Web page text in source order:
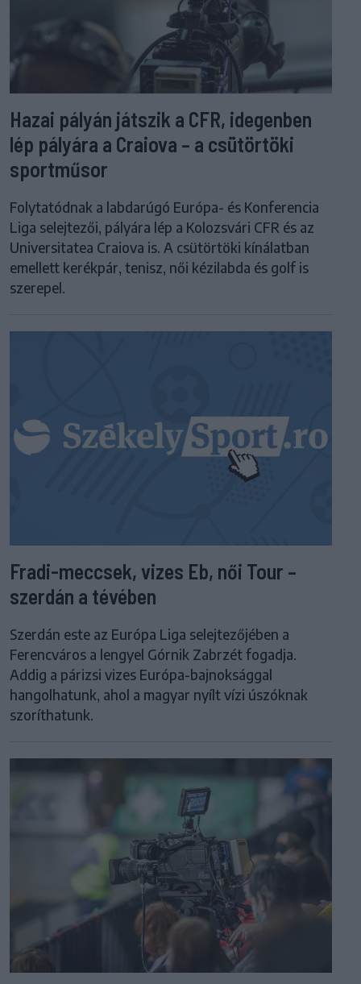
Hazai pályán játszik a CFR, idegenben
lép pályára a Craiova – a csütörtöki
sportműsor
Folytatódnak a labdarúgó Európa- és Konferencia
Liga selejtezői, pályára lép a Kolozsvári CFR és az
Universitatea Craiova is. A csütörtöki kínálatban
emellett kerékpár, tenisz, női kézilabda és golf is
szerepel.
Fradi-meccsek, vizes Eb, női Tour –
szerdán a tévében
Szerdán este az Európa Liga selejtezőjében a
Ferencváros a lengyel Górnik Zabrzét fogadja.
Addig a párizsi vizes Európa-bajnoksággal
hangolhatunk, ahol a magyar nyílt vízi úszóknak
szoríthatunk.